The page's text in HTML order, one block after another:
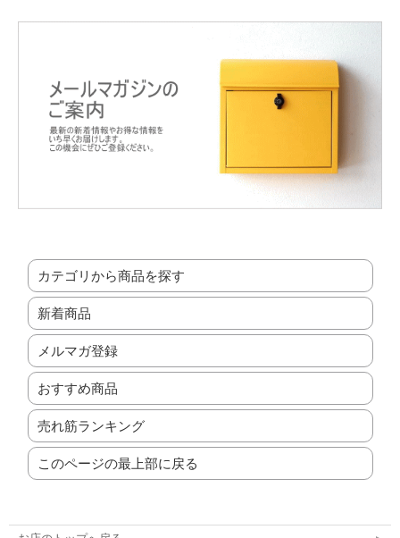
カテゴリから商品を探す
新着商品
メルマガ登録
おすすめ商品
売れ筋ランキング
このページの最上部に戻る